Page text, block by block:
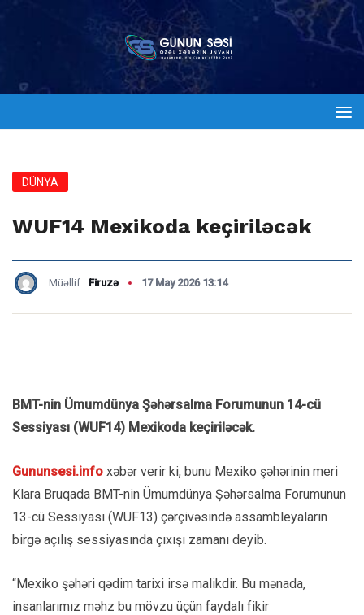
DÜNYA
WUF14 Mexikoda keçiriləcək
Müəllif: Firuzə 17 May 2026 13:14
BMT-nin Ümumdünya Şəhərsalma Forumunun 14-cü
Sessiyası (WUF14) Mexikoda keçiriləcək.
Gununsesi.info xəbər verir ki, bunu Mexiko şəhərinin meri
Klara Bruqada BMT-nin Ümumdünya Şəhərsalma Forumunun
13-cü Sessiyası (WUF13) çərçivəsində assambleyaların
birgə açılış sessiyasında çıxışı zamanı deyib.
“Mexiko şəhəri qədim tarixi irsə malikdir. Bu mənada,
insanlarımız məhz bu mövzu üçün faydalı fikir